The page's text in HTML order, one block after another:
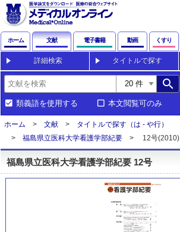
ホーム 文献 電子書籍 動画 くすり
詳細検索 タイトルで探す
search
類義語を使用する 本文閲覧可のみ
ホーム 文献
タイトルで探す（は - や行）
福島県立医科大学看護学部紀要
12号(2010)
福島県立医科大学看護学部紀要 12号